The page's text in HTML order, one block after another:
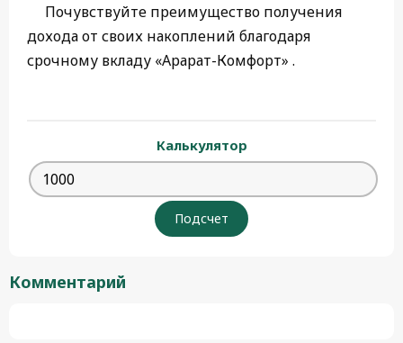
Почувствуйте преимущество получения
дохода от своих накоплений благодаря
срочному вкладу «Арарат-Комфорт» .
Калькулятор
Комментарий